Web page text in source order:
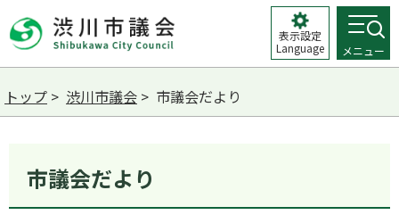
表示設定
Language
メニュー
トップ > 渋川市議会 > 市議会だより
市議会だより